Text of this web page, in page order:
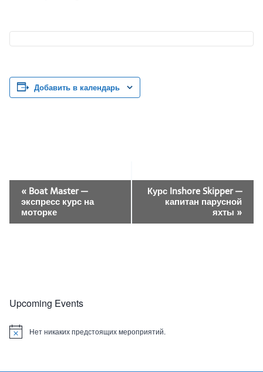
Добавить в календарь
Навигация
Мероприятие
« Boat Master —
экспресс курс на
моторке
Курс Inshore Skipper —
капитан парусной
яхты »
Upcoming Events
ЗаметкаНет никаких предстоящих мероприятий.